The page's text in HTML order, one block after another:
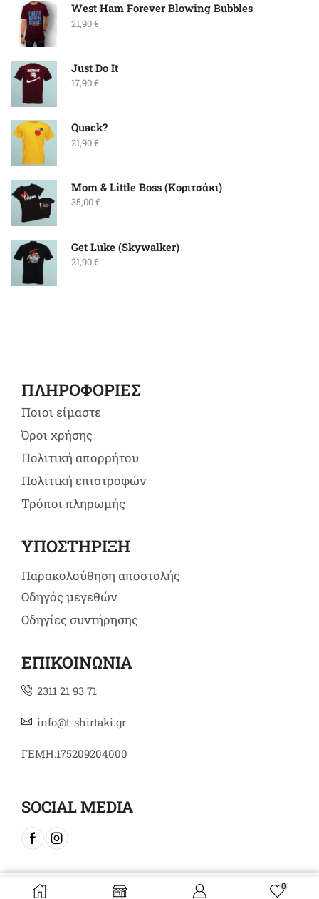
West Ham Forever Blowing Bubbles
21,90€
Just Do It
17,90€
Quack?
21,90€
Mom & Little Boss (Κοριτσάκι)
35,00€
Get Luke (Skywalker)
21,90€
ΠΛΗΡΟΦΟΡΙΕΣ
Ποιοι είμαστε
Όροι χρήσης
Πολιτική απορρήτου
Πολιτική επιστροφών
Τρόποι πληρωμής
ΥΠΟΣΤΗΡΙΞΗ
Παρακολούθηση αποστολής
Οδηγός μεγεθών
Οδηγίες συντήρησης
ΕΠΙΚΟΙΝΩΝΙΑ
2311 21 93 71
info@t-shirtaki.gr
ΓΕΜΗ:175209204000
SOCIAL MEDIA
0